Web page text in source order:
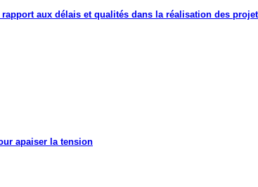
aux délais et qualités dans la réalisation des
apaiser la tension